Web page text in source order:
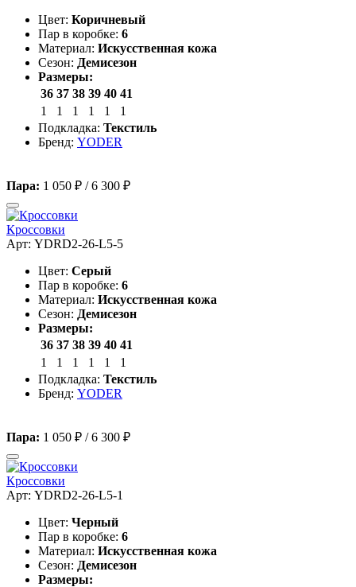
Цвет: Коричневый
Пар в коробке: 6
Материал: Искусственная кожа
Сезон: Демисезон
Размеры:
36 37 38 39 40 41
1
1 1 1 1
1
Подкладка: Текстиль
Бренд: YODER
Пара: 1 050 ₽ /6 300 ₽
Кроссовки
Арт: YDRD2-26-L5-5
Цвет: Серый
Пар в коробке: 6
Материал: Искусственная кожа
Сезон: Демисезон
Размеры:
36 37 38 39 40 41
1
1 1 1 1
1
Подкладка: Текстиль
Бренд: YODER
Пара: 1 050 ₽ /6 300 ₽
Кроссовки
Арт: YDRD2-26-L5-1
Цвет: Черный
Пар в коробке: 6
Материал: Искусственная кожа
Сезон: Демисезон
Размеры: